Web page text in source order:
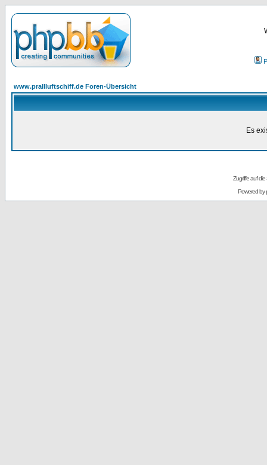
www.prallluftschiff.de Foren-Übersicht
Es
Zugriffe auf
Powered by